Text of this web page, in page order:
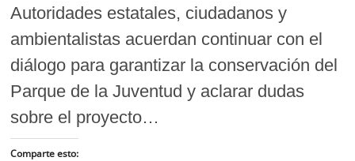
Autoridades estatales, ciudadanos y
ambientalistas acuerdan continuar con el
diálogo para garantizar la conservación del
Parque de la Juventud y aclarar dudas
sobre el proyecto…
Comparte esto: